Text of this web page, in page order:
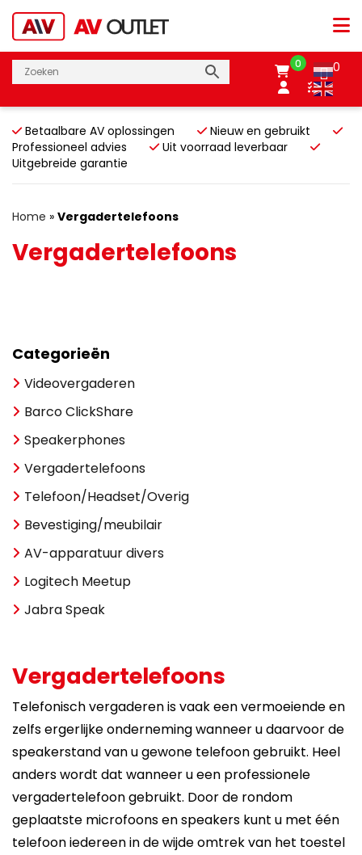
0
0
Betaalbare AV oplossingen
Nieuw en gebruikt
Professioneel advies
Uit voorraad leverbaar
Uitgebreide garantie
Home » Vergadertelefoons
Vergadertelefoons
Categorieën
Videovergaderen
Barco ClickShare
Speakerphones
Vergadertelefoons
Telefoon/Headset/Overig
Bevestiging/meubilair
AV-apparatuur divers
Logitech Meetup
Jabra Speak
Vergadertelefoons
Telefonisch vergaderen is vaak een vermoeiende en
zelfs ergerlijke onderneming wanneer u daarvoor de
speakerstand van u gewone telefoon gebruikt. Heel
anders wordt dat wanneer u een professionele
vergadertelefoon gebruikt. Door de rondom
geplaatste microfoons en speakers kunt u met één
telefoon iedereen in de wijde omtrek van het toestel